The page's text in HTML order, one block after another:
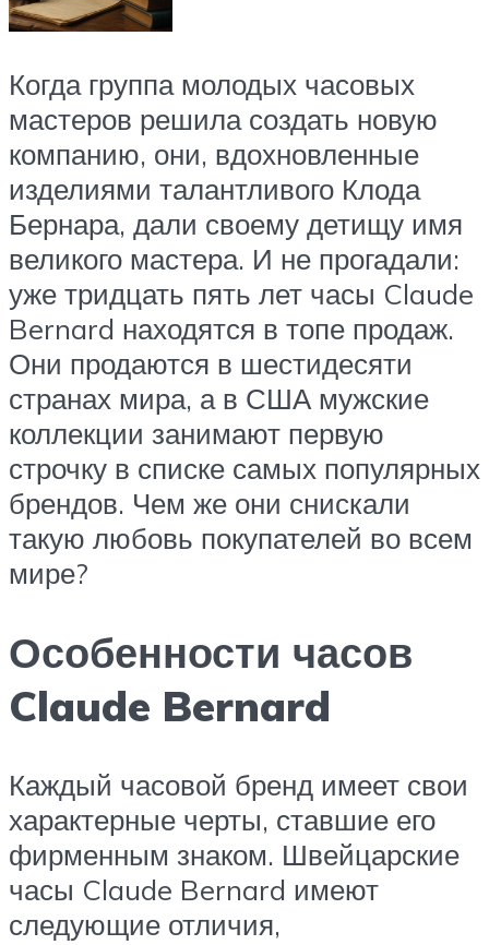
Когда группа молодых часовых
мастеров решила создать новую
компанию, они, вдохновленные
изделиями талантливого Клода
Бернара, дали своему детищу имя
великого мастера. И не прогадали:
уже тридцать пять лет часы Claude
Bernard находятся в топе продаж.
Они продаются в шестидесяти
странах мира, а в США мужские
коллекции занимают первую
строчку в списке самых популярных
брендов. Чем же они снискали
такую любовь покупателей во всем
мире?
Особенности часов
Claude Bernard
Каждый часовой бренд имеет свои
характерные черты, ставшие его
фирменным знаком. Швейцарские
часы Claude Bernard имеют
следующие отличия,